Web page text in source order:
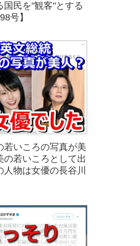
国民を"観客"とする
号】
若いころの写真が美
若いころとして出
物は女優の長谷川